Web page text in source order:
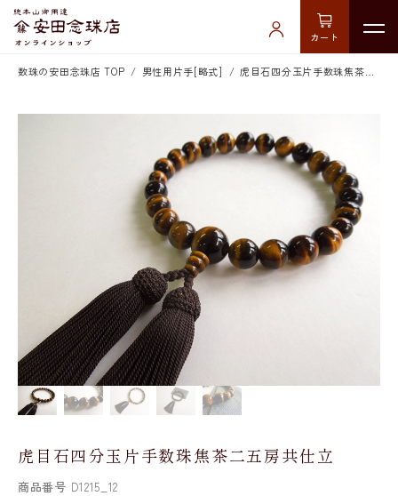
カート
数珠の安田念珠店 TOP 男性用片手[略式] 虎目石四分玉片手数珠焦茶二五房共仕立
虎目石四分玉片手数珠焦茶二五房共仕立
商品番号 D1215_12